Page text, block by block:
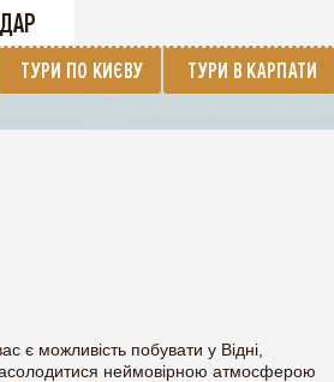
ТУРИ ПО КИЄВУ ТУРИ В КАРПАТИ
є можливість побувати у Відні,
насолодитися неймовірною атмосферою